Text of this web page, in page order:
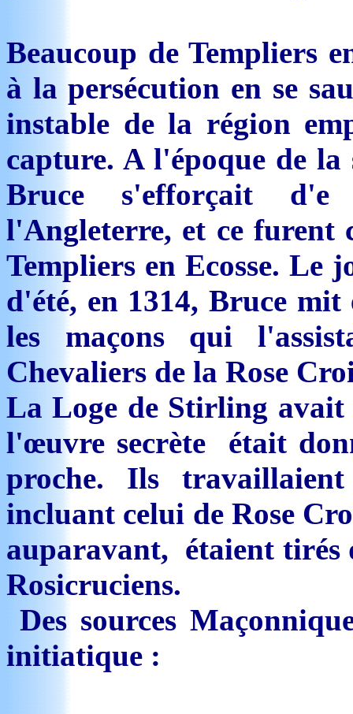
Beaucoup de Templiers
à la persécution en se
instable de la région
capture. A l'époque de
Bruce s'efforçait d'e
l'Angleterre, et ce furent
Templiers en Ecosse. Le
d'été, en 1314, Bruce
les maçons qui
Chevaliers de la Rose
La Loge de Stirling
l'œuvre secrète était
proche. Ils
incluant celui de Rose
auparavant, étaient tirés
Rosicruciens.
Des sources
initiatique :